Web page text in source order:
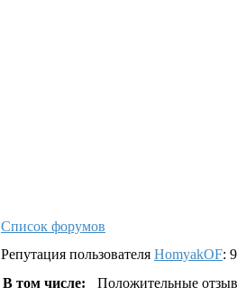
Список форумов
Репутация пользователя HomyakOF: 9
В том числе:
Положительные